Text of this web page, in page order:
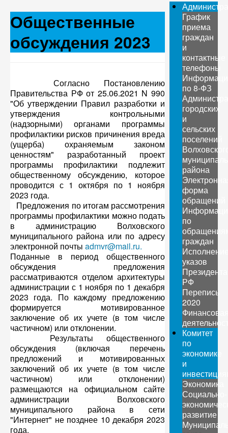
Общественные
обсуждения 2023
Согласно Постановлению
Правительства РФ от 25.06.2021 N 990
"Об утверждении Правил разработки и
утверждения контрольными
(надзорными) органами программы
профилактики рисков причинения вреда
(ущерба) охраняемым законом
ценностям" разработанный проект
программы профилактики подлежит
общественному обсуждению, которое
проводится с 1 октября по 1 ноября
2023 года.
Предложения по итогам рассмотрения
программы профилактики можно подать
в администрацию Волховского
муниципального района или по адресу
электронной почты admvr@mail.ru.
Поданные в период общественного
обсуждения предложения
рассматриваются отделом архитектуры
администрации с 1 ноября по 1 декабря
2023 года. По каждому предложению
формируется мотивированное
заключение об их учете (в том числе
частичном) или отклонении.
Результаты общественного
обсуждения (включая перечень
предложений и мотивированных
заключений об их учете (в том числе
частичном) или отклонении)
размещаются на официальном сайте
администрации Волховского
муниципального района в сети
"Интернет" не позднее 10 декабря 2023
года.
График
приема
граждан
и
контактные
телефоны
по 8-ФЗ
городских
и
сельских
поселений
района
форма
обращений
по
граждан
указов
Президента
РФ
Перепись
2020
Комитет
по
экономике
и
Экономика
Социально-
развитие